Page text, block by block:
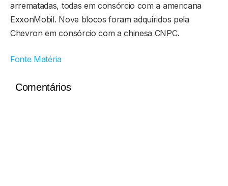
arrematadas, todas em consórcio com a americana
ExxonMobil. Nove blocos foram adquiridos pela
Chevron em consórcio com a chinesa CNPC.
Fonte Matéria
Comentários